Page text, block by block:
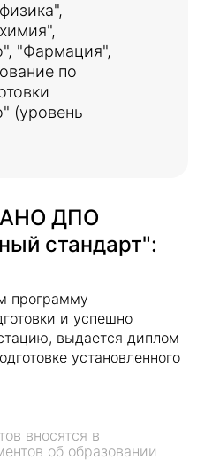
"Фармация",
по
(уровень
АНО ДПО
стандарт":
программу
и успешно
выдается диплом
установленного
вносятся в
об образовании